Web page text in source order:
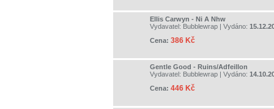
Ellis Carwyn - Ni A Nhw
Vydavatel: Bubblewrap | Vydáno:
Cena: 386 Kč
Gentle Good - Ruins/Adfeillon
Vydavatel: Bubblewrap | Vydáno:
Cena: 446 Kč